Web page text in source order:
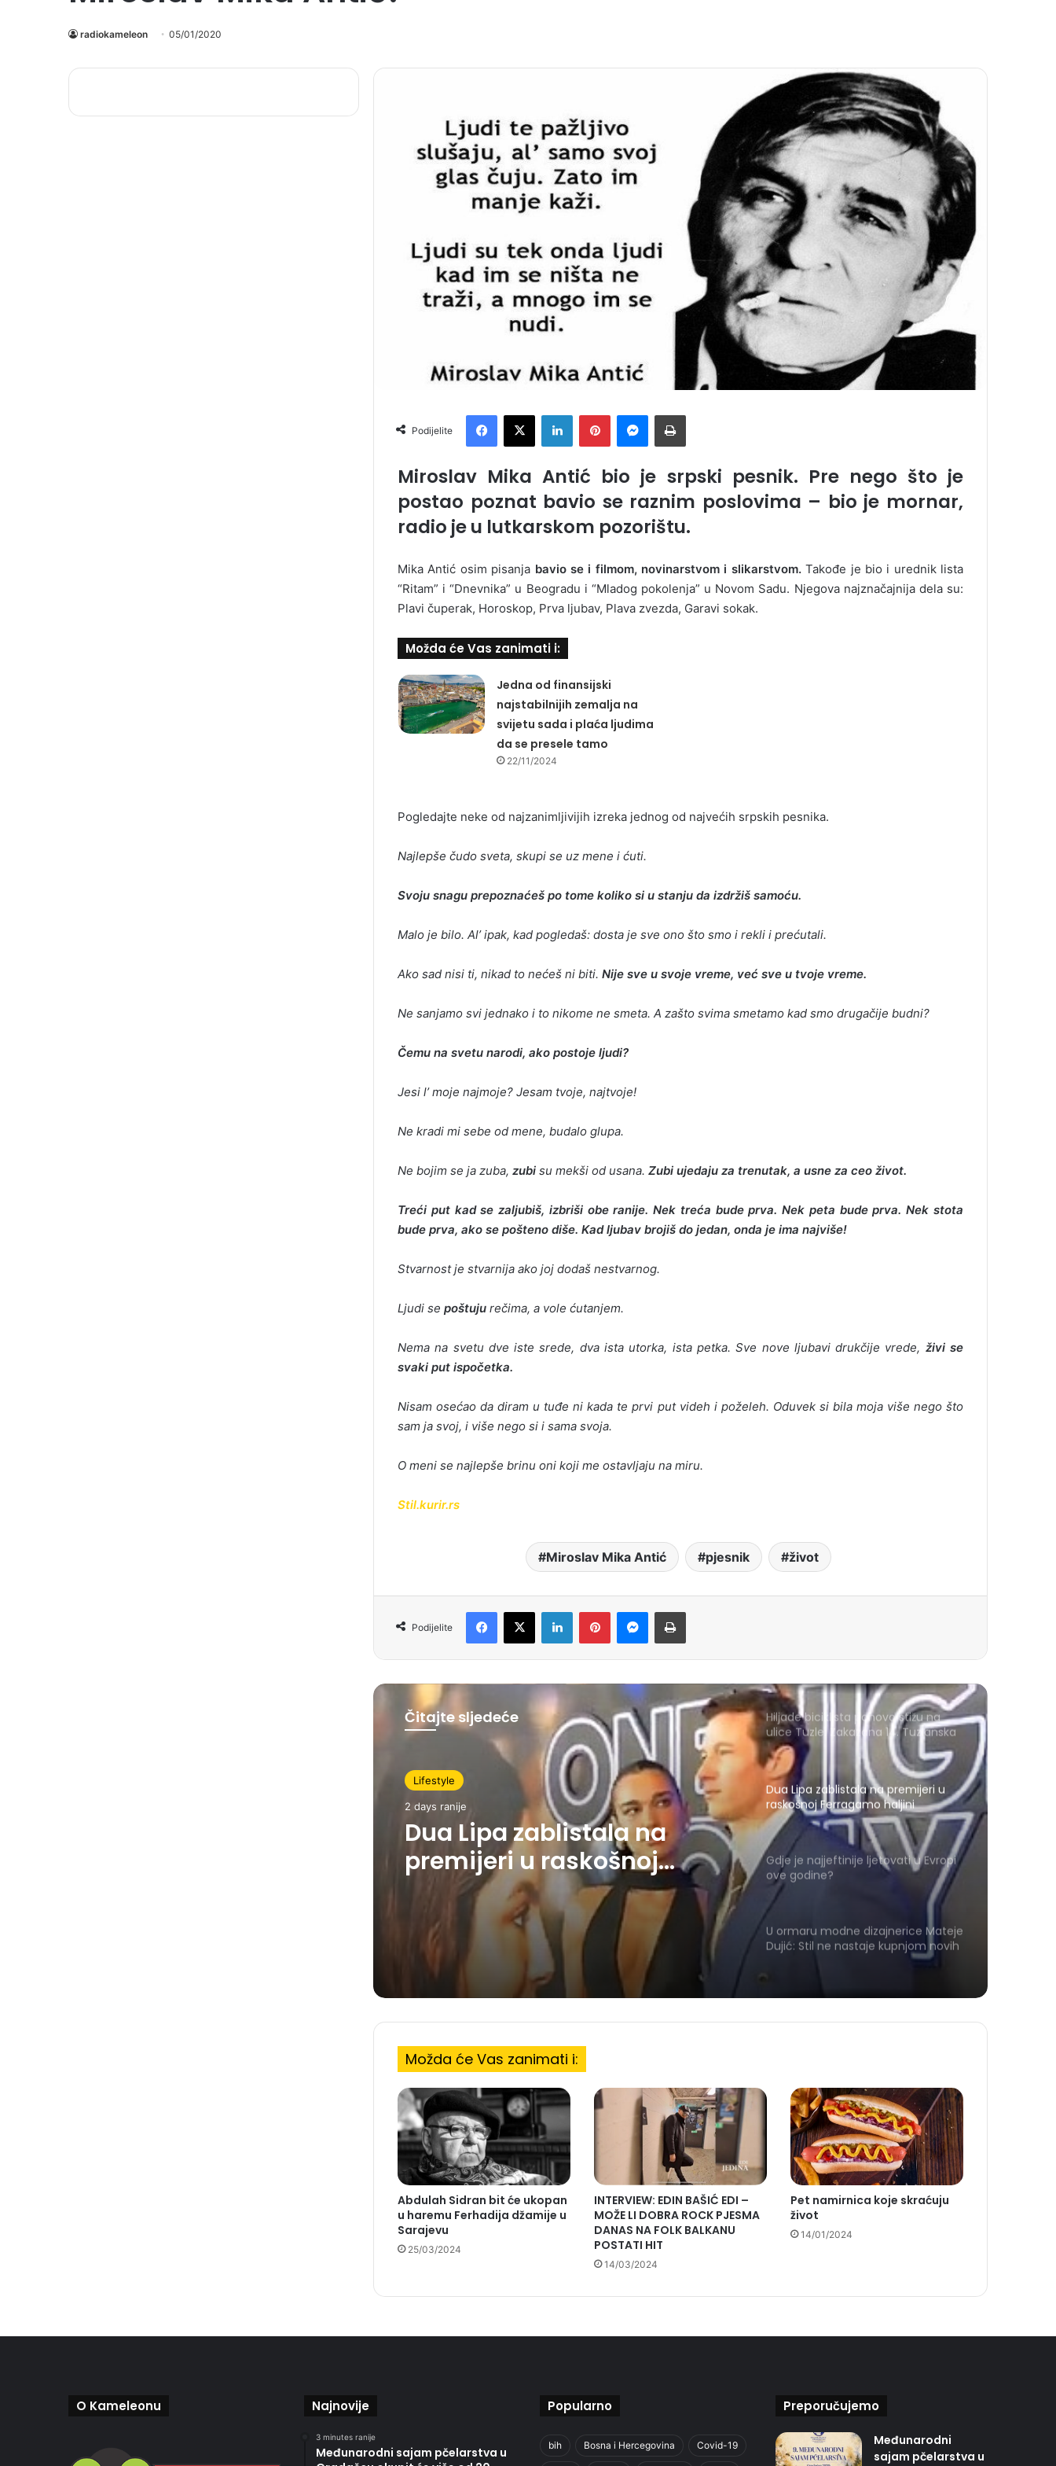
radiokameleon 05/01/2020
Podijelite
Miroslav Mika Antić bio je srpski pesnik. Pre nego što je
postao poznat bavio se raznim poslovima – bio je mornar,
radio je u lutkarskom pozorištu.
Mika Antić osim pisanja bavio se i filmom, novinarstvom i slikarstvom.Takođe je bio i urednik lista
“Ritam” i “Dnevnika” u Beogradu i “Mladog pokolenja” u Novom Sadu. Njegova najznačajnija dela su:
Plavi čuperak, Horoskop, Prva ljubav, Plava zvezda, Garavi sokak.
Možda će Vas zanimati i:
Jedna od finansijski
najstabilnijih zemalja na
svijetu sada i plaća ljudima
da se presele tamo
22/11/2024
Pogledajte neke od najzanimljivijih izreka jednog od najvećih srpskih pesnika.
Najlepše čudo sveta, skupi se uz mene i ćuti.
Svoju snagu prepoznaćeš po tome koliko si u stanju da izdržiš samoću.
Malo je bilo. Al’ ipak, kad pogledaš: dosta je sve ono što smo i rekli i prećutali.
Ako sad nisi ti, nikad to nećeš ni biti. Nije sve u svoje vreme, već sve u tvoje vreme.
Ne sanjamo svi jednako i to nikome ne smeta. A zašto svima smetamo kad smo drugačije budni?
Čemu na svetu narodi, ako postoje ljudi?
Jesi l’ moje najmoje? Jesam tvoje, najtvoje!
Ne kradi mi sebe od mene, budalo glupa.
Ne bojim se ja zuba, zubi su mekši od usana. Zubi ujedaju za trenutak, a usne za ceo život.
Treći put kad se zaljubiš, izbriši obe ranije. Nek treća bude prva. Nek peta bude prva. Nek stota
bude prva, ako se pošteno diše. Kad ljubav brojiš do jedan, onda je ima najviše!
Stvarnost je stvarnija ako joj dodaš nestvarnog.
Ljudi se poštuju rečima, a vole ćutanjem.
Nema na svetu dve iste srede, dva ista utorka, ista petka. Sve nove ljubavi drukčije vrede, živi se
svaki put ispočetka.
Nisam osećao da diram u tuđe ni kada te prvi put videh i poželeh. Oduvek si bila moja više nego što
sam ja svoj, i više nego si i sama svoja.
O meni se najlepše brinu oni koji me ostavljaju na miru.
Stil.kurir.rs
Miroslav Mika Antić pjesnik život
Podijelite
Čitajte sljedeće
Lifestyle
2 days ranije
Dua Lipa zablistala na
premijeri u raskošnoj
Ferragamo haljini
Hiljade biciklista ponovo stižu na
ulice Tuzle: Zakazana 14. Tuzlanska
biciklijada
Dua Lipa zablistala na premijeri u
raskošnoj Ferragamo haljini
Gdje je najjeftinije ljetovati u Evropi
ove godine?
U ormaru modne dizajnerice Mateje
Dujić: Stil ne nastaje kupnjom novih
Možda će Vas zanimati i:
Abdulah Sidran bit će ukopan
u haremu Ferhadija džamije u
Sarajevu
25/03/2024
INTERVIEW: EDIN BAŠIĆ EDI –
MOŽE LI DOBRA ROCK PJESMA
DANAS NA FOLK BALKANU
POSTATI HIT
14/03/2024
Pet namirnica koje skraćuju
život
14/01/2024
O Kameleonu Najnovije
3 minutes ranije
Međunarodni sajam pčelarstva u
Popularno
bih Bosna i Hercegovina Covid-19
Preporučujemo
Međunarodni
sajam pčelarstva u